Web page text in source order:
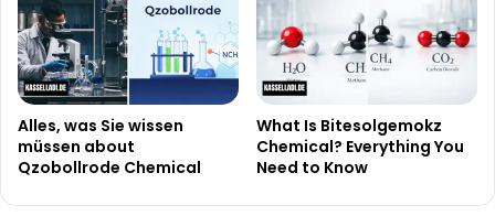
Alles, was Sie wissen
müssen about
Qzobollrode Chemical
What Is Bitesolgemokz
Chemical? Everything You
Need to Know